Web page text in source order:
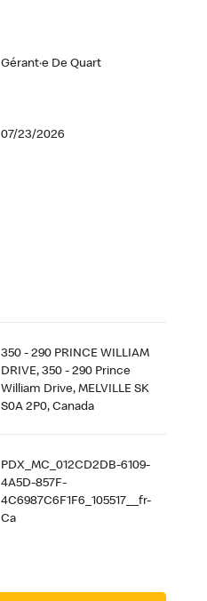
Gérant·e De Quart
07/23/2026
350 - 290 PRINCE WILLIAM
DRIVE, 350 - 290 Prince
William Drive, MELVILLE SK
S0A 2P0, Canada
PDX_MC_012CD2DB-6109-
4A5D-857F-
4C6987C6F1F6_105517__fr-
Ca